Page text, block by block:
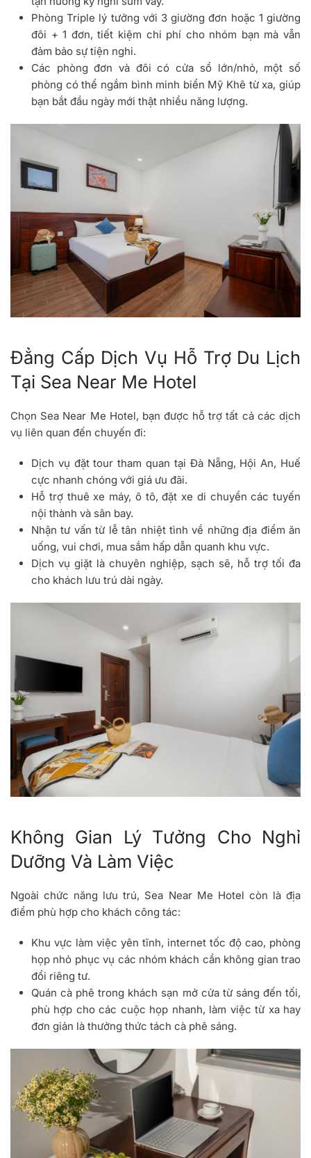
Phòng Triple lý tưởng với 3 giường đơn hoặc 1 giường
đôi + 1 đơn, tiết kiệm chi phí cho nhóm bạn mà vẫn
đảm bảo sự tiện nghi.
Các phòng đơn và đôi có cửa sổ lớn/nhỏ, một số
phòng có thể ngắm bình minh biển Mỹ Khê từ xa, giúp
bạn bắt đầu ngày mới thật nhiều năng lượng.
Đẳng Cấp Dịch Vụ Hỗ Trợ Du Lịch
Tại Sea Near Me Hotel
Chọn Sea Near Me Hotel, bạn được hỗ trợ tất cả các dịch
vụ liên quan đến chuyến đi:
Dịch vụ đặt tour tham quan tại Đà Nẵng, Hội An, Huế
cực nhanh chóng với giá ưu đãi.
Hỗ trợ thuê xe máy, ô tô, đặt xe di chuyển các tuyến
nội thành và sân bay.
Nhận tư vấn từ lễ tân nhiệt tình về những địa điểm ăn
uống, vui chơi, mua sắm hấp dẫn quanh khu vực.
Dịch vụ giặt là chuyên nghiệp, sạch sẽ, hỗ trợ tối đa
cho khách lưu trú dài ngày.
Không Gian Lý Tưởng Cho Nghỉ
Dưỡng Và Làm Việc
Ngoài chức năng lưu trú, Sea Near Me Hotel còn là địa
điểm phù hợp cho khách công tác:
Khu vực làm việc yên tĩnh, internet tốc độ cao, phòng
họp nhỏ phục vụ các nhóm khách cần không gian trao
đổi riêng tư.
Quán cà phê trong khách sạn mở cửa từ sáng đến tối,
phù hợp cho các cuộc họp nhanh, làm việc từ xa hay
đơn giản là thưởng thức tách cà phê sáng.